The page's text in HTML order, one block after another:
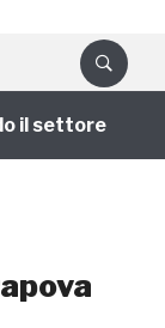
settore